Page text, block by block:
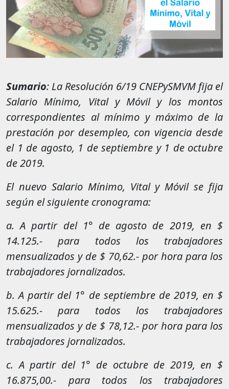
Sumario: La Resolución 6/19 CNEPySMVM fija el
Salario Mínimo, Vital y Móvil y los montos
correspondientes al mínimo y máximo de la
prestación por desempleo, con vigencia desde
el 1 de agosto, 1 de septiembre y 1 de octubre
de 2019.
El nuevo Salario Mínimo, Vital y Móvil se fija
según el siguiente cronograma:
a. A partir del 1° de agosto de 2019, en $
14.125.- para todos los trabajadores
mensualizados y de $ 70,62.- por hora para los
trabajadores jornalizados.
b. A partir del 1° de septiembre de 2019, en $
15.625.- para todos los trabajadores
mensualizados y de $ 78,12.- por hora para los
trabajadores jornalizados.
c. A partir del 1° de octubre de 2019, en $
16.875,00.- para todos los trabajadores